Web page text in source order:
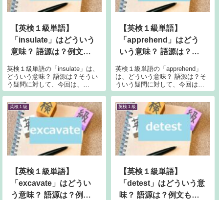
【英検１級単語】
「insulate」はどういう
意味？ 語源は？例文も
英検１級単語の「insulate」は、
どういう意味？ 語源は？そうい
う疑問に対して、今回は、
「insulate」の意味、語源、例文
insulate の意味Longman 辞書に
よると、「insulate」の意味は、
以...
【英検１級単語】
「apprehend」はどう
いう意味？ 語源は？例
英検１級単語の「apprehend」
は、どういう意味？ 語源は？そ
ういう疑問に対して、今回は、
「apprehend」の意味、語源、例
apprehend の意味Cambridge
Dictionary によると、「a...
英検１級
【英検１級単語】
「excavate」はどうい
う意味？ 語源は？例文
英検１級
【英検１級単語】
「detest」はどういう意
味？ 語源は？例文も紹